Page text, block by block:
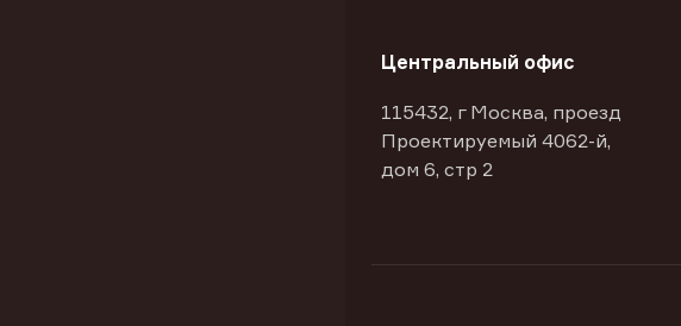
Центральный офис
115432, г Москва, проезд
Проектируемый 4062-й,
дом 6, стр 2